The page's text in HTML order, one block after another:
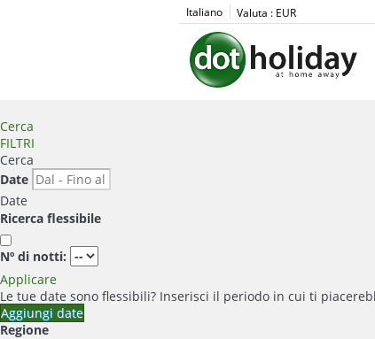
Italiano Valuta : EUR
Cerca
FILTRI
Cerca
Date
Date
Ricerca flessibile
Nº di notti:
Applicare
Le tue date sono flessibili? Inserisci il periodo in cui ti
Aggiungi date
Regione